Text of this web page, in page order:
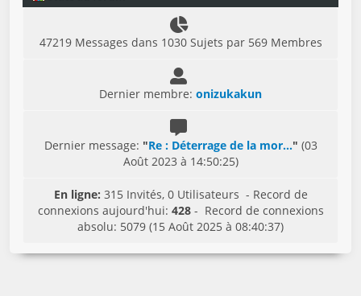
47219 Messages dans 1030 Sujets par 569 Membres
Dernier membre: onizukakun
Dernier message: "Re : Déterrage de la mor..." (03
Août 2023 à 14:50:25)
En ligne: 315 Invités, 0 Utilisateurs - Record de
connexions aujourd'hui: 428- Record de connexions
absolu: 5079 (15 Août 2025 à 08:40:37)